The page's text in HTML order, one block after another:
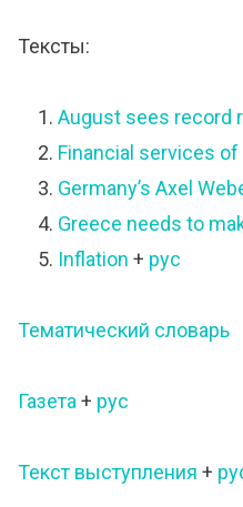
Тексты:
August sees record
Financial services of
Germany’s Axel
Greece needs to
Inflation + рус
Тематический словарь
Газета + рус
Текст выступления +